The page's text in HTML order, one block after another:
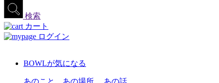
検索
カート
ログイン
BOWLが気になる
あのこと、あの場所、 あの話